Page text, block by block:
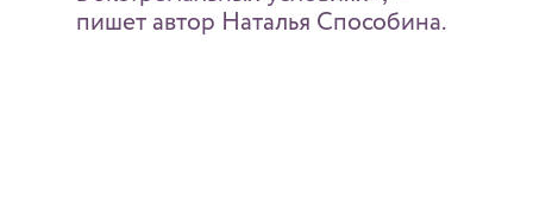
пишет автор Наталья Способина.